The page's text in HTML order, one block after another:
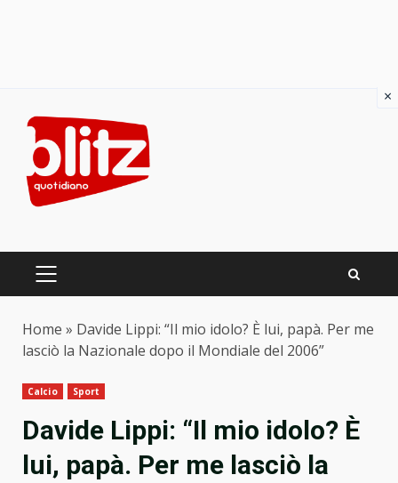
content
PRIMARY
Home » Davide Lippi: “Il mio idolo? È lui, papà. Per me
lasciò la Nazionale dopo il Mondiale del 2006”
Calcio Sport
Davide Lippi: “Il mio idolo? È
lui, papà. Per me lasciò la
×